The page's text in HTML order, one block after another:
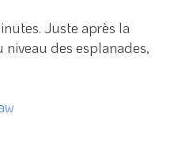
Juste après la
des esplanades,